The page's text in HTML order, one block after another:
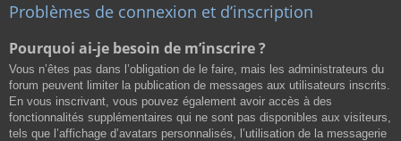
Problèmes de connexion et d’inscription
Pourquoi ai-je besoin de m’inscrire ?
Vous n’êtes pas dans l’obligation de le faire, mais les administrateurs du
forum peuvent limiter la publication de messages aux utilisateurs inscrits.
En vous inscrivant, vous pouvez également avoir accès à des
fonctionnalités supplémentaires qui ne sont pas disponibles aux visiteurs,
tels que l’affichage d’avatars personnalisés, l’utilisation de la messagerie